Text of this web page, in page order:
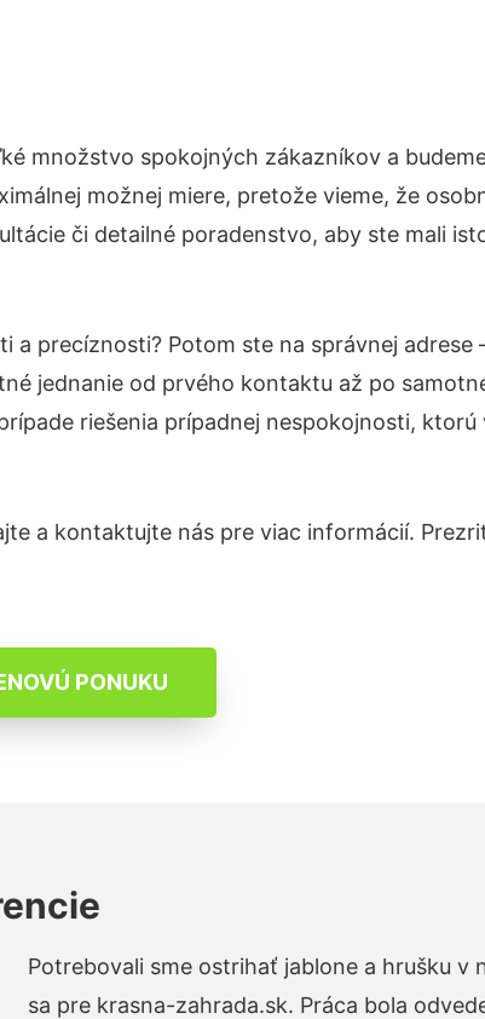
množstvo spokojných zákazníkov a
možnej miere, pretože vieme, že
či detailné poradenstvo, aby ste mali
precíznosti? Potom ste na správnej adrese
jednanie od prvého kontaktu až po
riešenia prípadnej nespokojnosti,
a kontaktujte nás pre viac informácií.
PONUKU
Potrebovali sme ostrihať jablone a hrušku v
sa pre krasna-zahrada.sk. Práca bola